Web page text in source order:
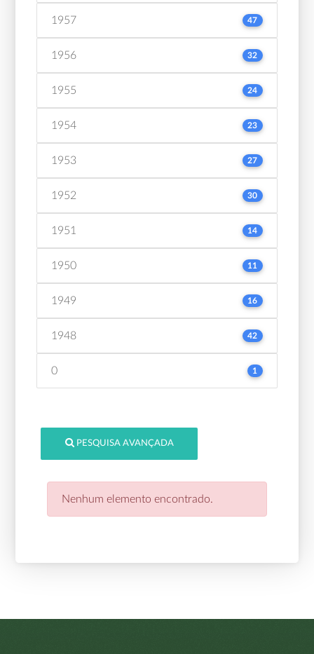
1957 47
1956 32
1955 24
1954 23
1953 27
1952 30
1951 14
1950 11
1949 16
1948 42
0 1
PESQUISA AVANÇADA
Nenhum elemento encontrado.